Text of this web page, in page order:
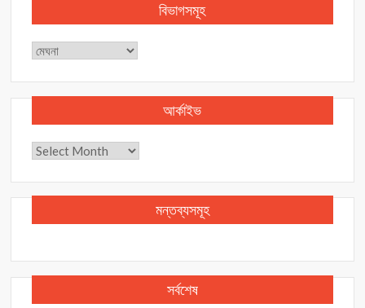
বিভাগসমূহ
বিভাগসমূহ
আর্কাইভ
আর্কাইভ
মন্তব্যসমূহ
সর্বশেষ